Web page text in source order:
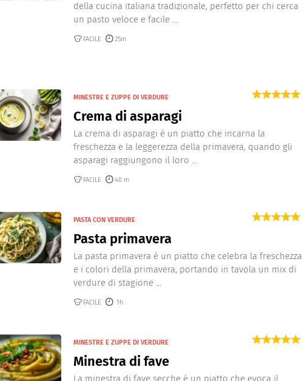
della cucina italiana tradizionale, perfetto per chi cerca
un pasto veloce e facile ...
FACILE 25m
MINESTRE E ZUPPE DI VERDURE
Crema di asparagi
La crema di asparagi è un piatto che incarna la
freschezza e la leggerezza della primavera, quando gli
asparagi raggiungono il loro ...
FACILE 40 m
PASTA CON VERDURE
Pasta primavera
La pasta primavera è un piatto che celebra la freschezza
e i colori della primavera, portando in tavola un mix di
verdure di stagione ...
FACILE 1h
MINESTRE E ZUPPE DI VERDURE
Minestra di fave
La minestra di fave secche è un piatto che evoca il